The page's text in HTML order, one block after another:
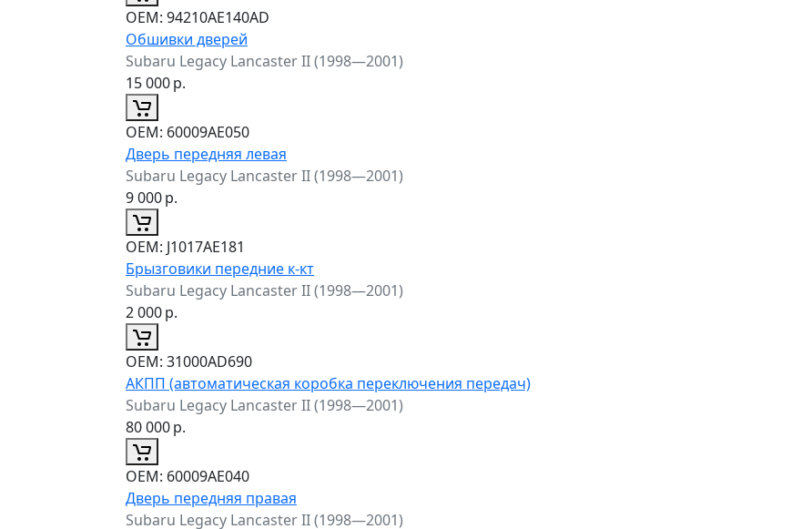
ОЕМ: 94210AE140AD
Обшивки дверей
Subaru Legacy Lancaster II (1998—2001)
15 000р.
ОЕМ: 60009AE050
Дверь передняя левая
Subaru Legacy Lancaster II (1998—2001)
9 000р.
ОЕМ: J1017AE181
Брызговики передние к-кт
Subaru Legacy Lancaster II (1998—2001)
2 000р.
ОЕМ: 31000AD690
АКПП (автоматическая коробка переключения передач)
Subaru Legacy Lancaster II (1998—2001)
80 000р.
ОЕМ: 60009AE040
Дверь передняя правая
Subaru Legacy Lancaster II (1998—2001)